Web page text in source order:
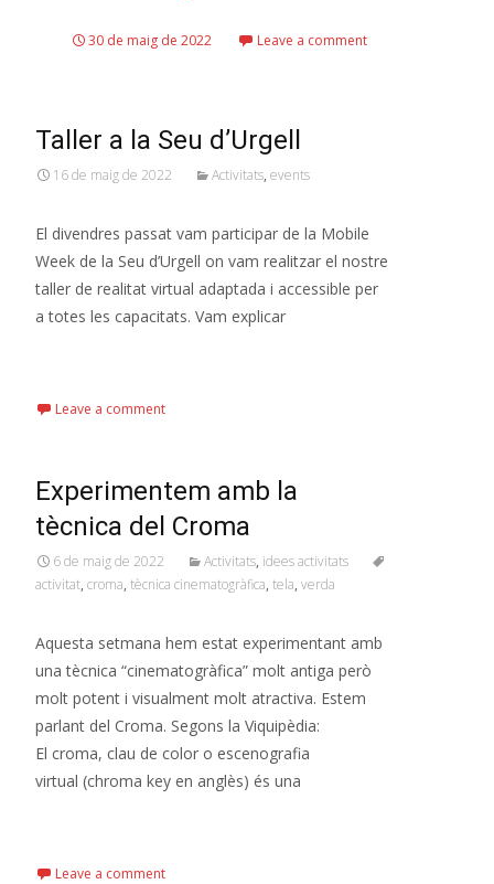
30 de maig de 2022 Leave a comment
Taller a la Seu d’Urgell
16 de maig de 2022 Activitats, events
El divendres passat vam participar de la Mobile
Week de la Seu d’Urgell on vam realitzar el nostre
taller de realitat virtual adaptada i accessible per
a totes les capacitats. Vam explicar
Leave a comment
Experimentem amb la
tècnica del Croma
6 de maig de 2022 Activitats, idees activitats
activitat, croma, tècnica cinematogràfica, tela, verda
Aquesta setmana hem estat experimentant amb
una tècnica “cinematogràfica” molt antiga però
molt potent i visualment molt atractiva. Estem
parlant del Croma. Segons la Viquipèdia:
El croma, clau de color o escenografia
virtual (chroma key en anglès) és una
Leave a comment